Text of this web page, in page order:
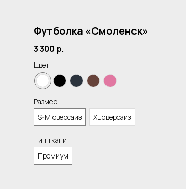
Футболка «Смоленск»
3 300 р.
Цвет
Размер
S-M оверсайз
XL оверсайз
Тип ткани
Премиум